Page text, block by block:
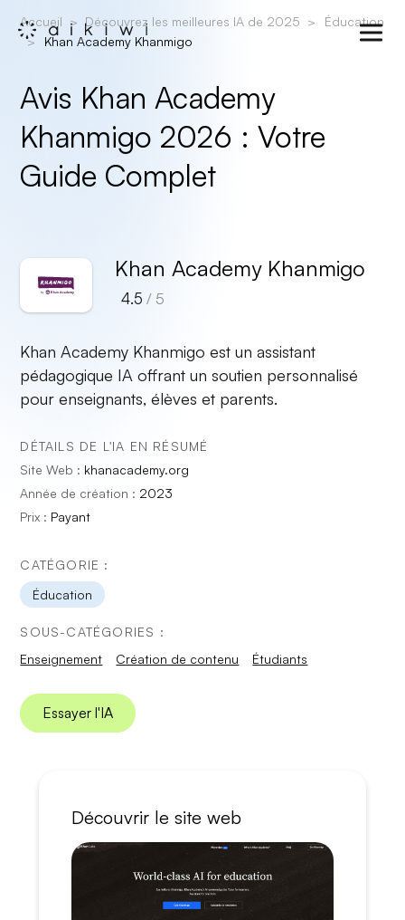
Accueil Découvrez les meilleures IA de 2025
Éducation
Khan Academy Khanmigo
Avis Khan Academy
Khanmigo 2026 : Votre
Guide Complet
Khan Academy Khanmigo
4.5 / 5
Khan Academy Khanmigo est un assistant
pédagogique IA offrant un soutien personnalisé
pour enseignants, élèves et parents.
DÉTAILS DE L'IA EN RÉSUMÉ
Site Web : khanacademy.org
Année de création : 2023
Prix : Payant
CATÉGORIE :
Éducation
SOUS-CATÉGORIES :
Enseignement
Création de contenu Étudiants
Essayer l'IA
Découvrir le site web